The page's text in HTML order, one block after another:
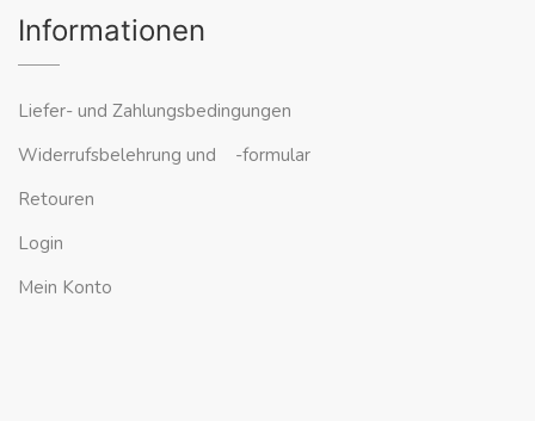
Informationen
Liefer- und Zahlungsbedingungen
Widerrufsbelehrung und -formular
Retouren
Login
Mein Konto